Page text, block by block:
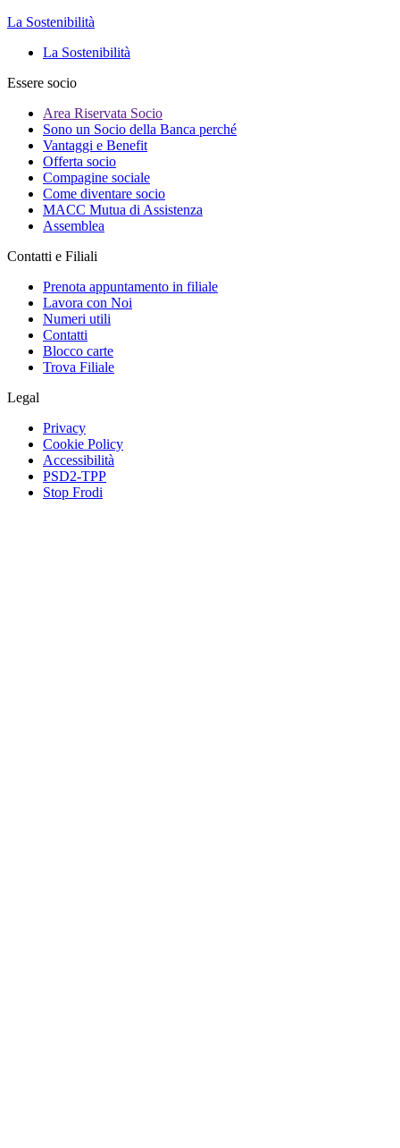
La Sostenibilità
La Sostenibilità
Essere socio
Area Riservata Socio
Sono un Socio della Banca perché
Vantaggi e Benefit
Offerta socio
Compagine sociale
Come diventare socio
MACC Mutua di Assistenza
Assemblea
Contatti e Filiali
Prenota appuntamento in filiale
Lavora con Noi
Numeri utili
Contatti
Blocco carte
Trova Filiale
Legal
Privacy
Cookie Policy
Accessibilità
PSD2-TPP
Stop Frodi